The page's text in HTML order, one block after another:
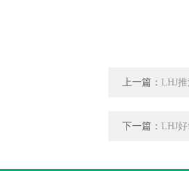
上一篇： LHJ
下一篇： LHJ